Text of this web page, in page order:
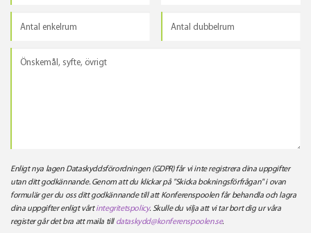
Enligt nya lagen Dataskyddsförordningen (GDPR) får vi inte registrera dina uppgifter
utan ditt godkännande. Genom att du klickar på "Skicka bokningsförfrågan" i ovan
formulär ger du oss ditt godkännande till att Konferenspoolen får behandla och lagra
dina uppgifter enligt vårtintegritetspolicy. Skulle du vilja att vi tar bort dig ur våra
register går det bra att maila till dataskydd@konferenspoolen.se.